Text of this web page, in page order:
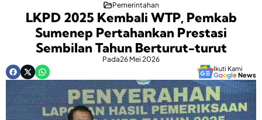
Pemerintahan
LKPD 2025 Kembali WTP, Pemkab
Sumenep Pertahankan Prestasi
Sembilan Tahun Berturut-turut
Pada26 Mei 2026
Ikuti Kami
GoogleNews